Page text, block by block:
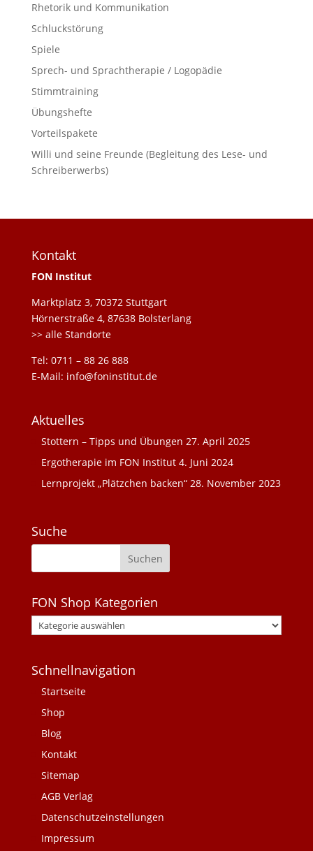
Rhetorik und Kommunikation
Schluckstörung
Spiele
Sprech- und Sprachtherapie / Logopädie
Stimmtraining
Übungshefte
Vorteilspakete
Willi und seine Freunde (Begleitung des Lese- und
Schreiberwerbs)
Kontakt
FON Institut
Marktplatz 3, 70372 Stuttgart
Hörnerstraße 4, 87638 Bolsterlang
>> alle Standorte
Tel: 0711 – 88 26 888
E-Mail: info@foninstitut.de
Aktuelles
Stottern – Tipps und Übungen 27. April 2025
Ergotherapie im FON Institut 4. Juni 2024
Lernprojekt „Plätzchen backen“ 28. November 2023
Suche
FON Shop Kategorien
Schnellnavigation
Startseite
Shop
Blog
Kontakt
Sitemap
AGB Verlag
Datenschutzeinstellungen
Impressum